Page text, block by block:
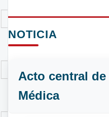
NOTICIA
Acto central
Médica